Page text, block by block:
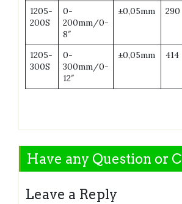
1205-
200S
0-
200mm/0-
8″
±0,05mm 290
1205-
300S
0-
300mm/0-
12″
±0,05mm 414
Have any Question or
Leave a Reply